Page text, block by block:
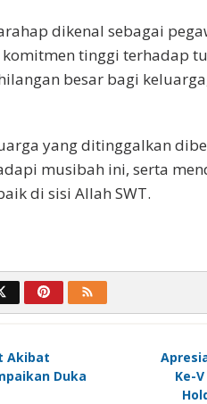
dikenal sebagai
tinggi terhadap
besar bagi
yang ditinggalkan
musibah ini, serta
di sisi Allah SWT.
Akibat
Duka
Ke-